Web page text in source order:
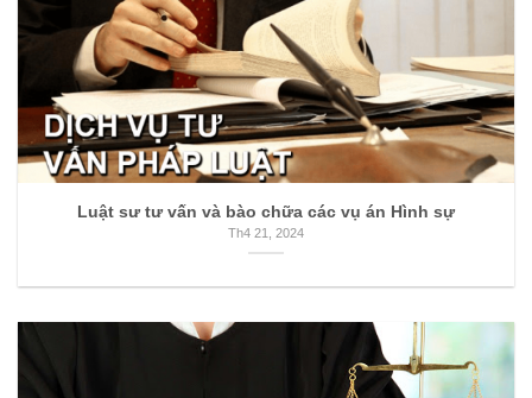
Luật sư tư vấn và bào chữa các vụ án Hình sự
Th4 21, 2024